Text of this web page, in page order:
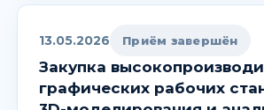
13.05.2026 Приём завершён
Закупка
графических рабочих